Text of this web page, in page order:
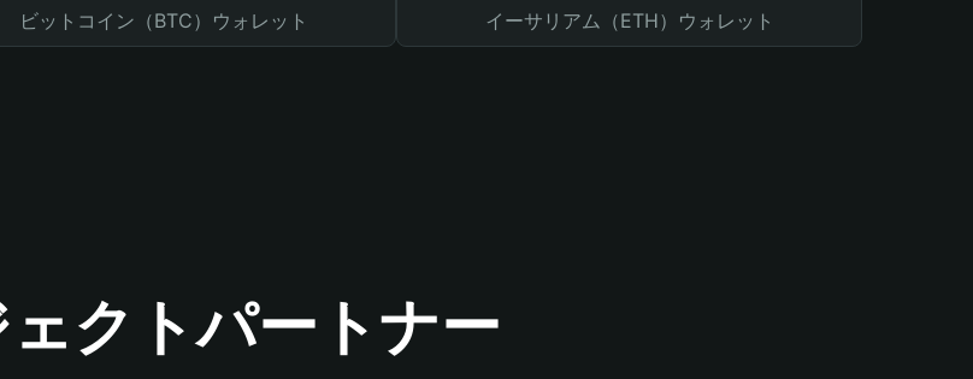
ビットコイン（BTC）ウォレット イーサリアム（ETH）ウォレット
クトパートナー